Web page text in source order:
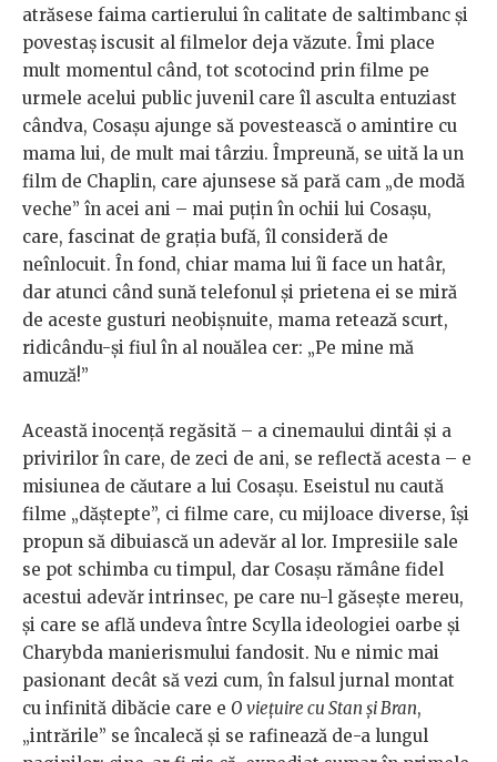
atrăsese faima cartierului în calitate de saltimbanc și
povestaș iscusit al filmelor deja văzute. Îmi place
mult momentul când, tot scotocind prin filme pe
urmele acelui public juvenil care îl asculta entuziast
cândva, Cosașu ajunge să povestească o amintire cu
mama lui, de mult mai târziu. Împreună, se uită la un
film de Chaplin, care ajunsese să pară cam „de modă
veche” în acei ani – mai puțin în ochii lui Cosașu,
care, fascinat de grația bufă, îl consideră de
neînlocuit. În fond, chiar mama lui îi face un hatâr,
dar atunci când sună telefonul și prietena ei se miră
de aceste gusturi neobișnuite, mama retează scurt,
ridicându-și fiul în al nouălea cer: „Pe mine mă
amuză!”
Această inocență regăsită – a cinemaului dintâi și a
privirilor în care, de zeci de ani, se reflectă acesta – e
misiunea de căutare a lui Cosașu. Eseistul nu caută
filme „dăștepte”, ci filme care, cu mijloace diverse, își
propun să dibuiască un adevăr al lor. Impresiile sale
se pot schimba cu timpul, dar Cosașu rămâne fidel
acestui adevăr intrinsec, pe care nu-l găsește mereu,
și care se află undeva între Scylla ideologiei oarbe și
Charybda manierismului fandosit. Nu e nimic mai
pasionant decât să vezi cum, în falsul jurnal montat
cu infinită dibăcie care e O viețuire cu Stan și Bran,
„intrările” se încalecă și se rafinează de-a lungul